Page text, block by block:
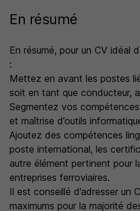
En résumé
En résumé, pour un CV idéal
:
Mettez en avant les postes
soit en tant que conducteur,
Segmentez vos
et maîtrise d’outils
Ajoutez des compétences
poste international, les
autre élément pertinent pour
entreprises ferroviaires.
Il est conseillé d’adresser un
maximums pour la majorité